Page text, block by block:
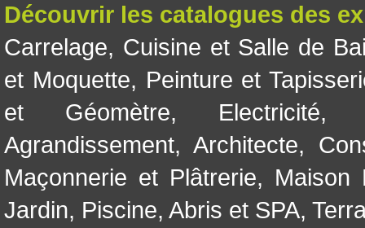
Découvrir les catalogues des
Carrelage, Cuisine et Salle de
et Moquette, Peinture et
et Géomètre, Electricité
Agrandissement, Architecte,
Maçonnerie et Plâtrerie, Maison
Jardin, Piscine, Abris et SPA,